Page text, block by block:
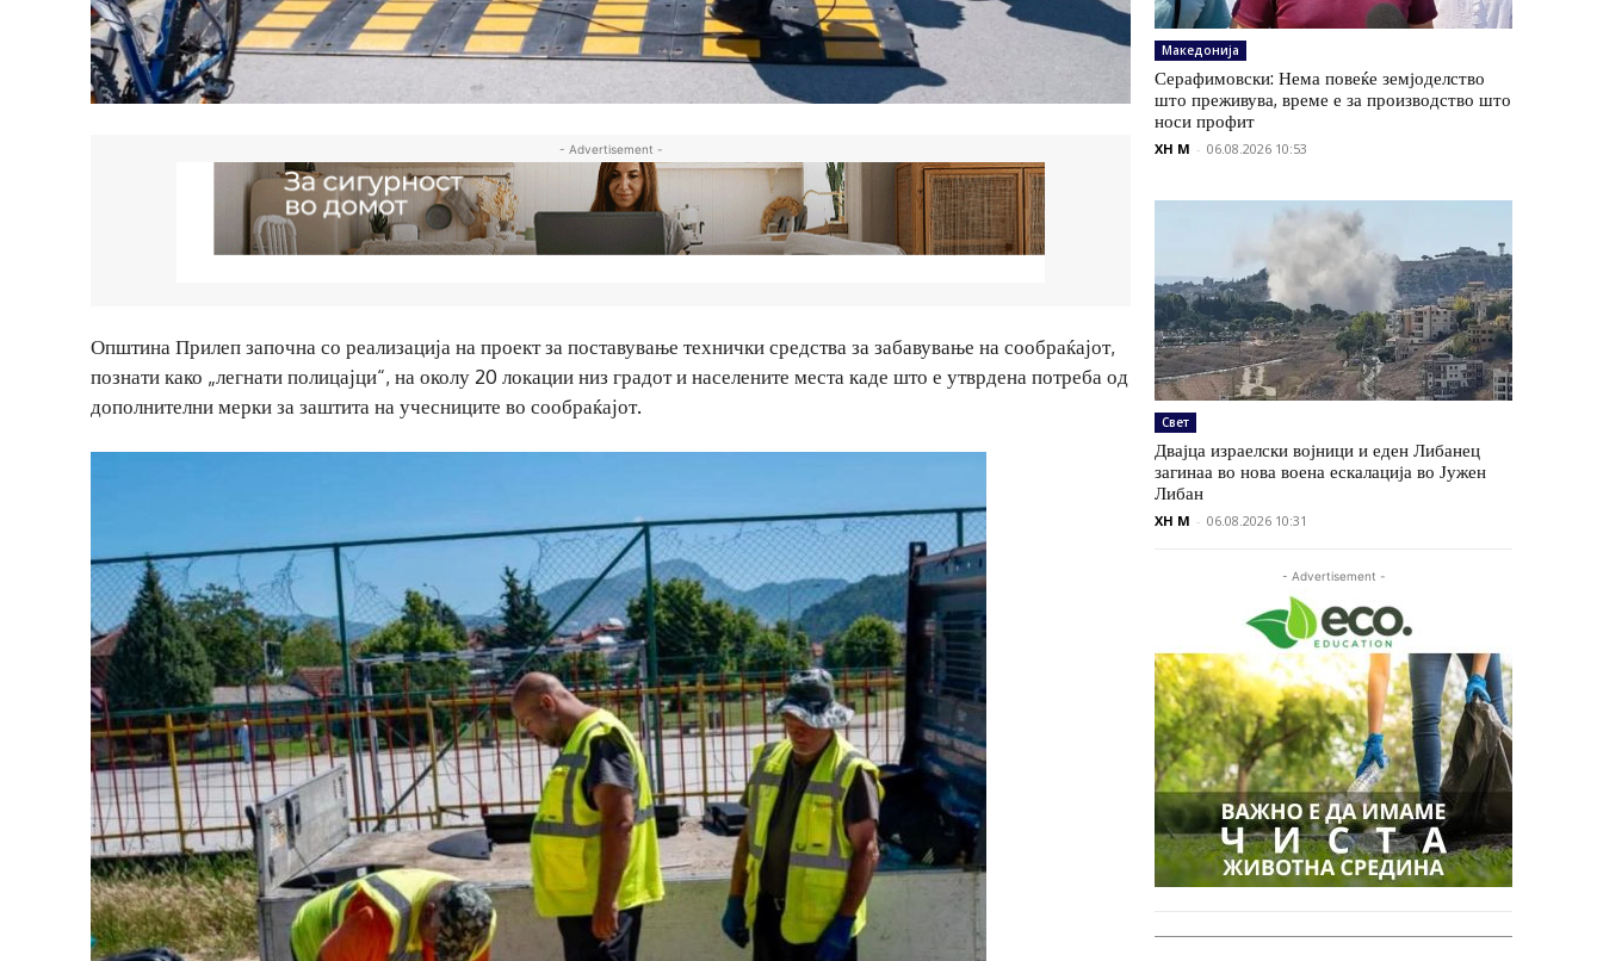
- Advertisement -
Општина Прилеп започна со реализација на проект за поставување технички средства за забавување на сообраќајот,
познати како „легнати полицајци“, на околу 20 локации низ градот и населените места каде што е утврдена потреба од
дополнителни мерки за заштита на учесниците во сообраќајот.
Македонија
Серафимовски: Нема повеќе земјоделство
што преживува, време е за производство што
носи профит
XH M - 06.08.2026 10:53
Свет
Двајца израелски војници и еден Либанец
загинаа во нова воена ескалација во Јужен
Либан
XH M - 06.08.2026 10:31
- Advertisement -